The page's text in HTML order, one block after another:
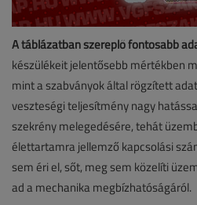
A táblázatban szereplő fontosabb
készülékeit jelentősebb mértékben
mint a szabványok által rögzített
veszteségi teljesítmény nagy
szekrény melegedésére, tehát
élettartamra jellemző kapcsolási
sem éri el, sőt, meg sem közelíti
ad a mechanika megbízhatóságáról.